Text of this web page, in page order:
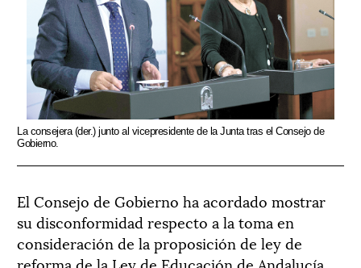
La consejera (der.) junto al vicepresidente de la Junta tras el Consejo de
Gobierno.
El Consejo de Gobierno ha acordado mostrar
su disconformidad respecto a la toma en
consideración de la proposición de ley de
reforma de la Ley de Educación de Andalucía